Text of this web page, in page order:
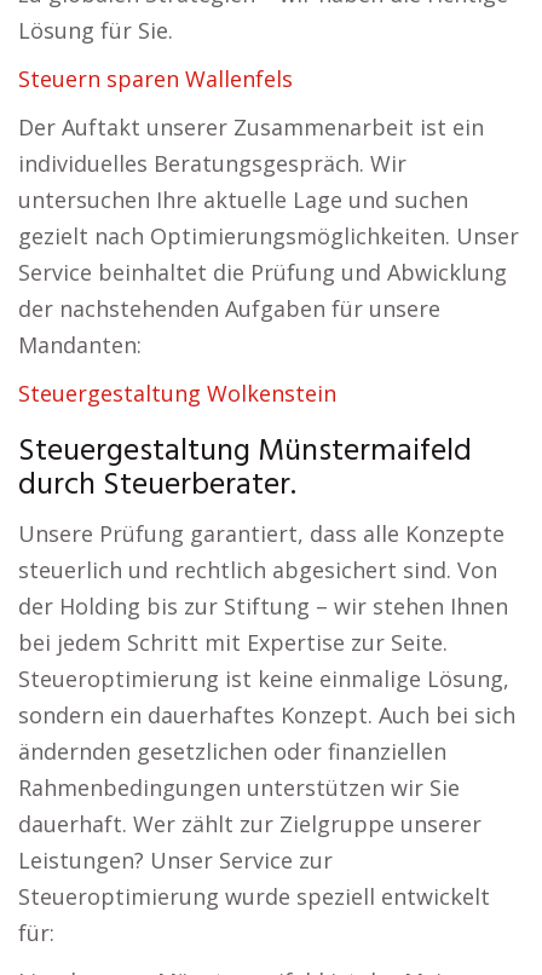
Lösung für Sie.
Steuern sparen Wallenfels
Der Auftakt unserer Zusammenarbeit ist ein
individuelles Beratungsgespräch. Wir
untersuchen Ihre aktuelle Lage und suchen
gezielt nach Optimierungsmöglichkeiten. Unser
Service beinhaltet die Prüfung und Abwicklung
der nachstehenden Aufgaben für unsere
Mandanten:
Steuergestaltung Wolkenstein
Steuergestaltung Münstermaifeld
durch Steuerberater.
Unsere Prüfung garantiert, dass alle Konzepte
steuerlich und rechtlich abgesichert sind. Von
der Holding bis zur Stiftung – wir stehen Ihnen
bei jedem Schritt mit Expertise zur Seite.
Steueroptimierung ist keine einmalige Lösung,
sondern ein dauerhaftes Konzept. Auch bei sich
ändernden gesetzlichen oder finanziellen
Rahmenbedingungen unterstützen wir Sie
dauerhaft. Wer zählt zur Zielgruppe unserer
Leistungen? Unser Service zur
Steueroptimierung wurde speziell entwickelt
für: